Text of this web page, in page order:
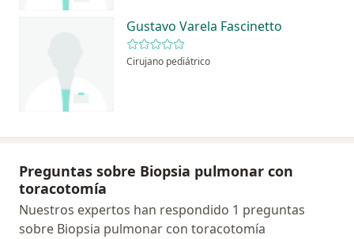
Gustavo Varela Fascinetto
Cirujano pediátrico
Preguntas sobre Biopsia pulmonar con
toracotomía
Nuestros expertos han respondido 1 preguntas
sobre Biopsia pulmonar con toracotomía